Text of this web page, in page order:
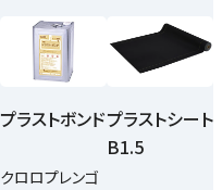
プラストボンド
クロロプレンゴ
プラストシート
B1.5